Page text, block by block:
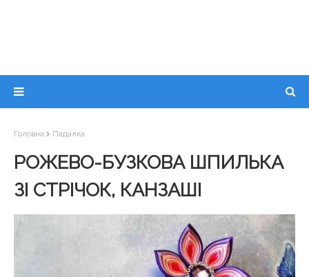
Головна Падалка
РОЖЕВО-БУЗКОВА ШПИЛЬКА
ЗІ СТРІЧОК, КАНЗАШІ